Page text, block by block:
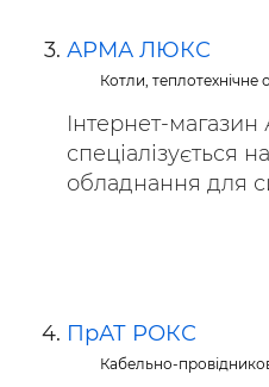
АРМА ЛЮКС
Котли, теплотехнічне
Інтернет-
спеціалізується
обладнання для
ПрАТ РОКС
Кабельно-